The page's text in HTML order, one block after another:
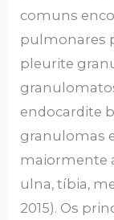
comuns
pulmonares
pleurite
endocardite
granulomas
maiormente
ulna, tíbia,
2015). Os